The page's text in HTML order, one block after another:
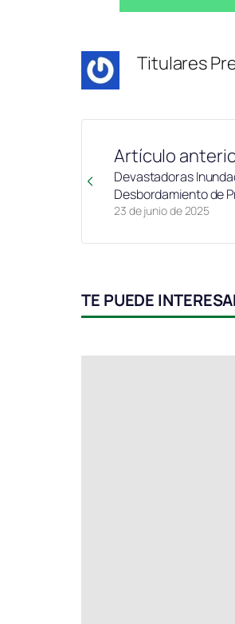
Titulares
Artículo
23 de junio de 2025
Devastadoras
Desbordamiento de
TE PUEDE